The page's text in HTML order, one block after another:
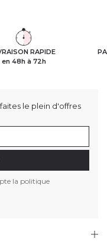
RAPIDE
en 48h à 72h
le plein d'offres
la politique